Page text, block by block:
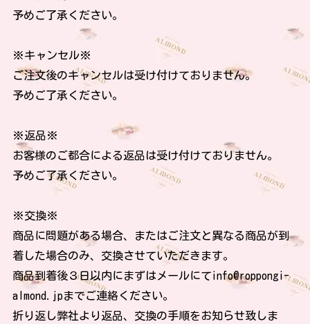
予めご了承ください。
※キャンセル※
ご注文後のキャンセルは受け付けておりません。
予めご了承ください。
※返品※
お客様のご都合による返品は受け付けておりません。
予めご了承ください。
※交換※
商品に問題がある場合、またはご注文と異なる商品が到
着した場合のみ、交換させていただきます。
商品到着後３日以内にまずはメールにてinfo@roppongi-
almond.jpまでご連絡ください。
折り返し弊社より返品、交換の手順をお知らせ致しま